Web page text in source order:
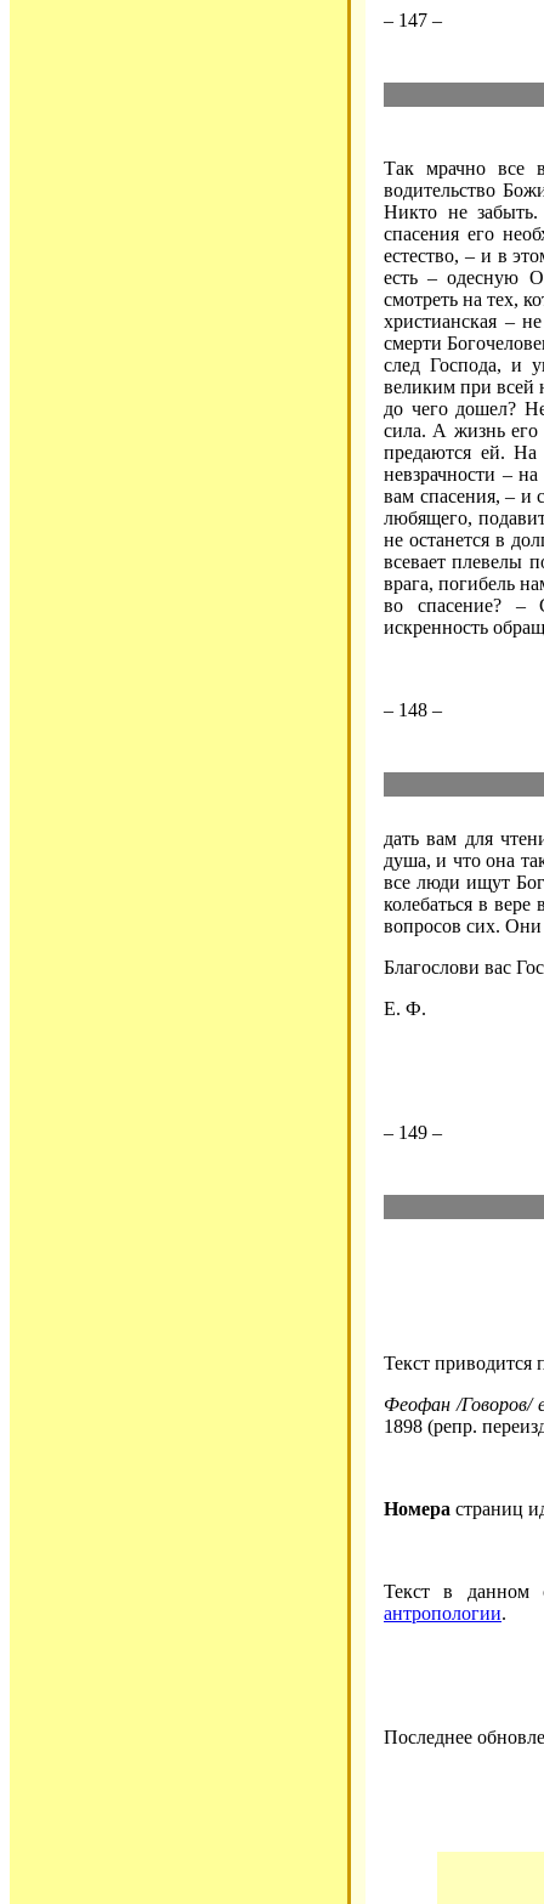
– 147 –
Так мрачно все
водительство
Никто не
спасения его
естество, – и в
есть – одесную
смотреть на тех,
христианская –
смерти
след Господа, и
великим при всей
до чего дошел?
сила. А жизнь его
предаются ей.
невзрачности –
вам спасения, – и
любящего,
не останется в
всевает плевелы
врага, погибель
во спасение? –
искренность
– 148 –
дать вам для
душа, и что она
все люди ищут
колебаться в
вопросов сих. Они
Благослови вас
Е. Ф.
– 149 –
Текст приводится
Феофан /Говоров/
1898 (репр.
Номера страниц
Текст в
антропологии.
Последнее